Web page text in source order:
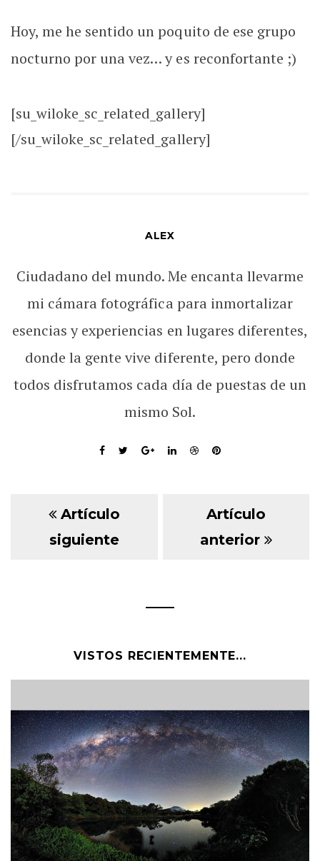
Hoy, me he sentido un poquito de ese grupo
nocturno por una vez… y es reconfortante ;)
[su_wiloke_sc_related_gallery]
[/su_wiloke_sc_related_gallery]
ALEX
Ciudadano del mundo. Me encanta llevarme
mi cámara fotográfica para inmortalizar
esencias y experiencias en lugares diferentes,
donde la gente vive diferente, pero donde
todos disfrutamos cada día de puestas de un
mismo Sol.
Artículo
siguiente
Artículo
anterior
VISTOS RECIENTEMENTE...